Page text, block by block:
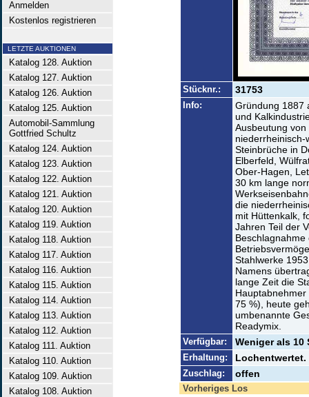
Anmelden
Kostenlos registrieren
LETZTE AUKTIONEN
Katalog 128. Auktion
Katalog 127. Auktion
Katalog 126. Auktion
Katalog 125. Auktion
Automobil-Sammlung
Gottfried Schultz
Katalog 124. Auktion
Katalog 123. Auktion
Katalog 122. Auktion
Katalog 121. Auktion
Katalog 120. Auktion
Katalog 119. Auktion
Katalog 118. Auktion
Katalog 117. Auktion
Katalog 116. Auktion
Katalog 115. Auktion
Katalog 114. Auktion
Katalog 113. Auktion
Katalog 112. Auktion
Katalog 111. Auktion
Katalog 110. Auktion
Katalog 109. Auktion
Katalog 108. Auktion
Stücknr.: 31753
Info:
Gründung 1887
und
Ausbeutung
niederrheinisch-
Steinbrüche in
Elberfeld,
Ober-Hagen,
30 km lange
die
mit Hüttenkalk,
Jahren Teil der
Stahlwerke
Namens
lange Zeit die
75 %), heute
umbenannte
Readymix.
Verfügbar: Weniger als 10
Erhaltung: Lochentwertet.
Zuschlag: offen
Vorheriges Los